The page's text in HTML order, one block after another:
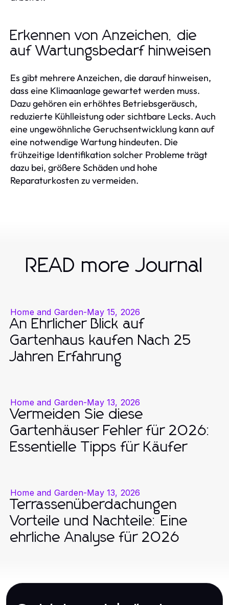
Erkennen von Anzeichen, die
auf Wartungsbedarf hinweisen
Es gibt mehrere Anzeichen, die darauf hinweisen,
dass eine Klimaanlage gewartet werden muss.
Dazu gehören ein erhöhtes Betriebsgeräusch,
reduzierte Kühlleistung oder sichtbare Lecks. Auch
eine ungewöhnliche Geruchsentwicklung kann auf
eine notwendige Wartung hindeuten. Die
frühzeitige Identifikation solcher Probleme trägt
dazu bei, größere Schäden und hohe
Reparaturkosten zu vermeiden.
READ more Journal
Home and Garden-May 15, 2026
An Ehrlicher Blick auf
Gartenhaus kaufen Nach 25
Jahren Erfahrung
Home and Garden-May 13, 2026
Vermeiden Sie diese
Gartenhäuser Fehler für 2026:
Essentielle Tipps für Käufer
Home and Garden-May 13, 2026
Terrassenüberdachungen
Vorteile und Nachteile: Eine
ehrliche Analyse für 2026